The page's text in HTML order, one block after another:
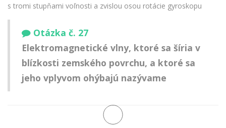
s tromi stupňami voľnosti a zvislou osou rotácie gyroskopu
Otázka č. 27
Elektromagnetické vlny, ktoré sa šíria v
blízkosti zemského povrchu, a ktoré sa
jeho vplyvom ohýbajú nazývame